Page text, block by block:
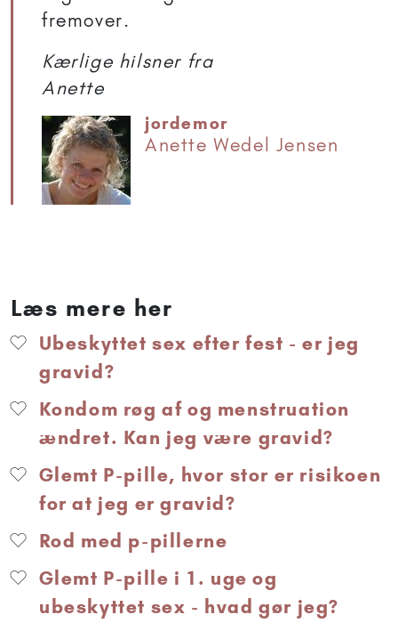
fremover.
Kærlige hilsner fra
Anette
jordemor
Anette Wedel Jensen
Læs mere her
Ubeskyttet sex efter fest - er jeg
gravid?
Kondom røg af og menstruation
ændret. Kan jeg være gravid?
Glemt P-pille, hvor stor er risikoen
for at jeg er gravid?
Rod med p-pillerne
Glemt P-pille i 1. uge og
ubeskyttet sex - hvad gør jeg?